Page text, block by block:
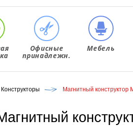
Офисные
принадлежн.
Мебель
Конструкторы Магнитный конструктор